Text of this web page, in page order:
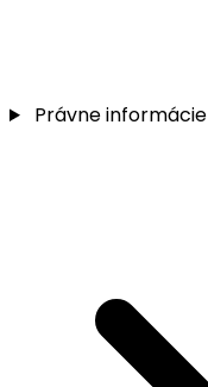
Právne informácie